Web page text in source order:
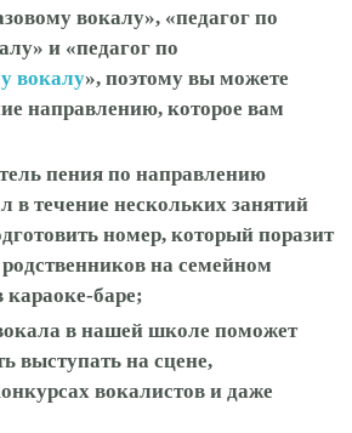
вокалу», «педагог по
и «педагог по
вокалу», поэтому вы можете
направлению, которое вам
пения по направлению
в течение нескольких занятий
номер, который поразит
на семейном
караоке-баре;
в нашей школе поможет
выступать на сцене,
вокалистов и даже